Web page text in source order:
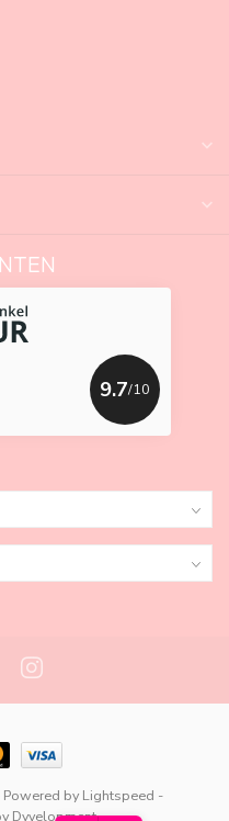
9.7/10
Powered by Lightspeed -
Dyvelopment